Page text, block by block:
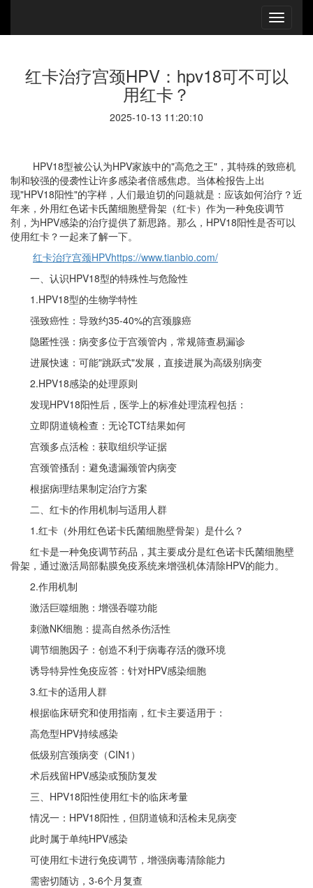
红卡治疗宫颈HPV：hpv18可不可以
用红卡？
2025-10-13 11:20:10
HPV18型被公认为HPV家族中的"高危之王"，其特殊的致癌机
制和较强的侵袭性让许多感染者倍感焦虑。当体检报告上出
现"HPV18阳性"的字样，人们最迫切的问题就是：应该如何治疗？近
年来，外用红色诺卡氏菌细胞壁骨架（红卡）作为一种免疫调节
剂 ，为HPV感染的治疗提供了新思路。那么，HPV18阳性是否可以
使用红卡？一起来了解一下。
红卡治疗宫颈HPVhttps://www.tianbio.com/
一、认识HPV18型的特殊性与危险性
1.HPV18型的生物学特性
强致癌性：导致约35-40%的宫颈腺癌
隐匿性强：病变多位于宫颈管内，常规筛查易漏诊
进展快速：可能"跳跃式"发展，直接进展为高级别病变
2.HPV18感染的处理原则
发现HPV18阳性后，医学上的标准处理流程包括：
立即阴道镜检查：无论TCT结果如何
宫颈多点活检：获取组织学证据
宫颈管搔刮：避免遗漏颈管内病变
根据病理结果制定治疗方案
二、红卡的作用机制与适用人群
1.红卡（外用红色诺卡氏菌细胞壁骨架）是什么？
红卡是一种免疫调节药品，其主要成分是红色诺卡氏菌细胞壁
骨架，通过激活局部黏膜免疫系统来增强机体清除HPV的能力。
2.作用机制
激活巨噬细胞：增强吞噬功能
刺激NK细胞：提高自然杀伤活性
调节细胞因子：创造不利于病毒存活的微环境
诱导特异性免疫应答：针对HPV感染细胞
3.红卡的适用人群
根据临床研究和使用指南，红卡主要适用于：
高危型HPV持续感染
低级别宫颈病变（CIN1）
术后残留HPV感染或预防复发
三、 HPV18阳性使用红卡的临床考量
情况一： HPV18阳性，但阴道镜和活检未见病变
此时属于单纯HPV感染
可使用红卡进行免疫调节，增强病毒清除能力
需密切随访， 3-6个月复查